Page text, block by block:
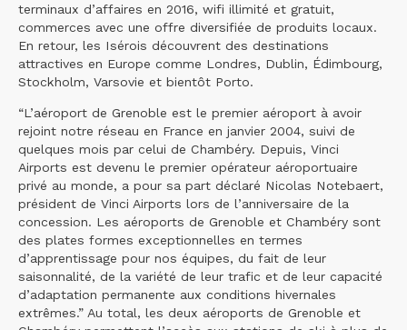
terminaux d’affaires en 2016, wifi illimité et gratuit,
commerces avec une offre diversifiée de produits locaux.
En retour, les Isérois découvrent des destinations
attractives en Europe comme Londres, Dublin, Édimbourg,
Stockholm, Varsovie et bientôt Porto.
“L’aéroport de Grenoble est le premier aéroport à avoir
rejoint notre réseau en France en janvier 2004, suivi de
quelques mois par celui de Chambéry. Depuis, Vinci
Airports est devenu le premier opérateur aéroportuaire
privé au monde, a pour sa part déclaré Nicolas Notebaert,
président de Vinci Airports lors de l’anniversaire de la
concession. Les aéroports de Grenoble et Chambéry sont
des plates formes exceptionnelles en termes
d’apprentissage pour nos équipes, du fait de leur
saisonnalité, de la variété de leur trafic et de leur capacité
d’adaptation permanente aux conditions hivernales
extrêmes.” Au total, les deux aéroports de Grenoble et